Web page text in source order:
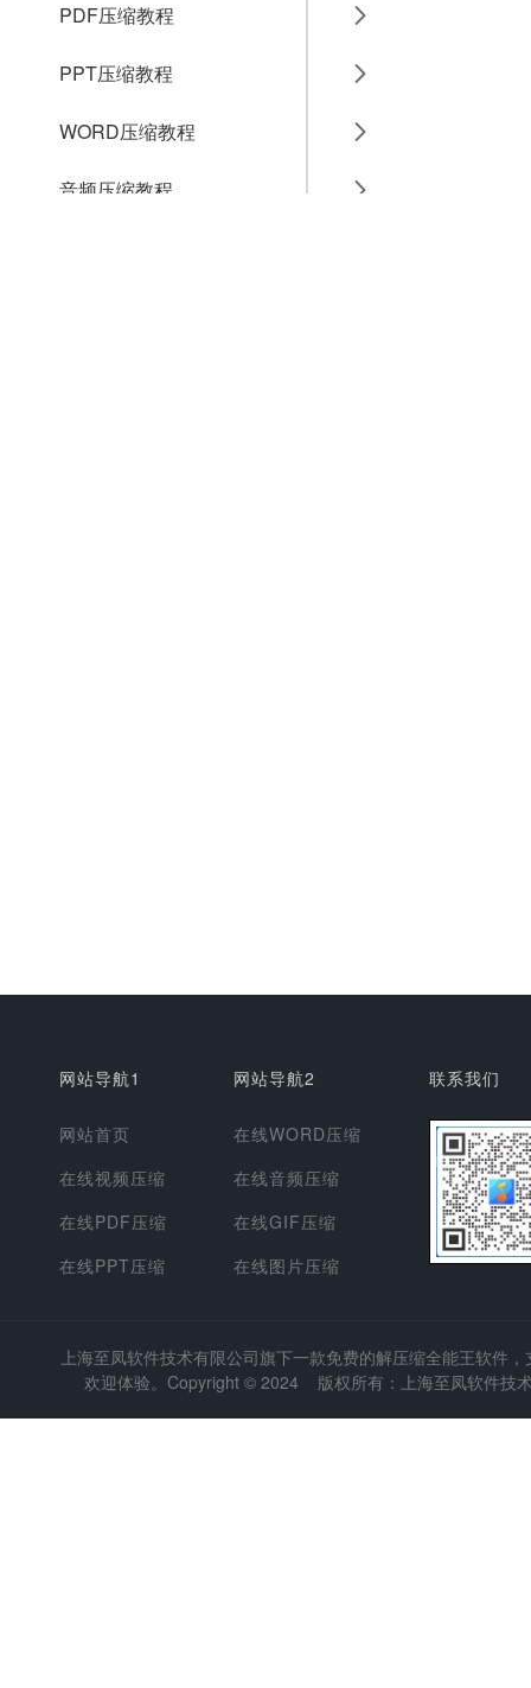
PDF压缩教程
PPT压缩教程
WORD压缩教程
音频压缩教程
网站导航1
网站首页
在线视频压缩
在线PDF压缩
在线PPT压缩
网站导航2
在线WORD压缩
在线音频压缩
在线GIF压缩
在线图片压缩
联系我们
上海至凤软件技术有限公司旗下一款免费的解压缩全能王软件
欢迎体验。Copyright © 2024 版权所有：上海至凤软件技